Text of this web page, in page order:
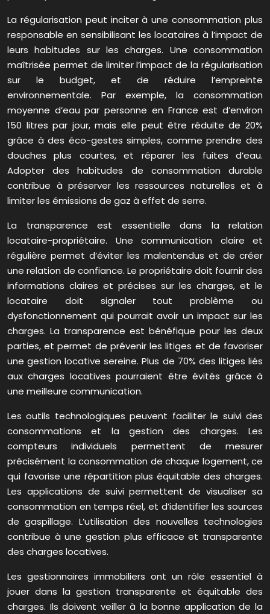
La régularisation peut inciter à une consommation plus
responsable en sensibilisant les locataires à l’impact de
leurs habitudes sur les charges. Une consommation
maîtrisée permet de limiter l’impact de la régularisation
sur le budget, et de réduire l’empreinte
environnementale. Par exemple, la consommation
moyenne d’eau par personne en France est d’environ
150 litres par jour, mais elle peut être réduite de 20%
grâce à des éco-gestes simples, comme prendre des
douches plus courtes, et réparer les fuites d’eau.
Adopter des habitudes de consommation durable
contribue à préserver les ressources naturelles et à
limiter les émissions de gaz à effet de serre.
La transparence est essentielle dans la relation
locataire-propriétaire. Une communication claire et
régulière permet d’éviter les malentendus et de créer
une relation de confiance. Le propriétaire doit fournir des
informations claires et précises sur les charges, et le
locataire doit signaler tout problème ou
dysfonctionnement qui pourrait avoir un impact sur les
charges. La transparence est bénéfique pour les deux
parties, et permet de prévenir les litiges et de favoriser
une gestion locative sereine. Plus de 70% des litiges liés
aux charges locatives pourraient être évités grâce à
une meilleure communication.
Les outils technologiques peuvent faciliter le suivi des
consommations et la gestion des charges. Les
compteurs individuels permettent de mesurer
précisément la consommation de chaque logement, ce
qui favorise une répartition plus équitable des charges.
Les applications de suivi permettent de visualiser sa
consommation en temps réel, et d’identifier les sources
de gaspillage. L’utilisation des nouvelles technologies
contribue à une gestion plus efficace et transparente
des charges locatives.
Les gestionnaires immobiliers ont un rôle essentiel à
jouer dans la gestion transparente et équitable des
charges. Ils doivent veiller à la bonne application de la